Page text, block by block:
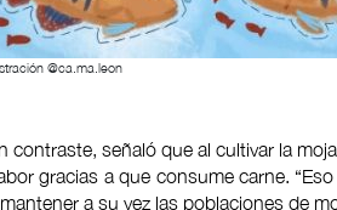
@ca.ma.leon
contraste, señaló que al cultivar la
gracias a que consume carne.
a su vez las poblaciones de